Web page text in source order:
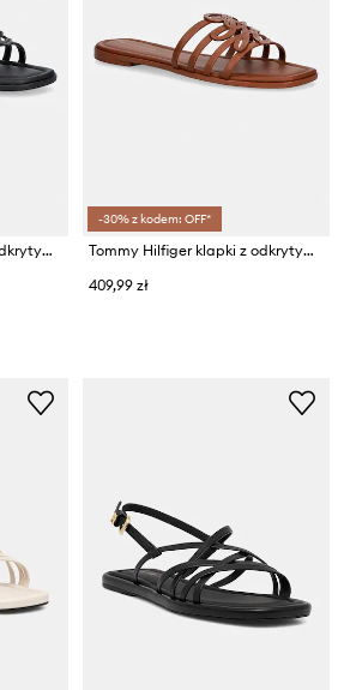
Tommy Hilfiger klapki z odkrytymi palcami damskie skórzane TH SCRIPT FLAT MULE LTH
-30% z kodem: OFF*
Tommy Hilfiger klapki z odkrytymi palcami damskie skórzane TH SCRIPT FLAT MULE LTH
409,99 zł